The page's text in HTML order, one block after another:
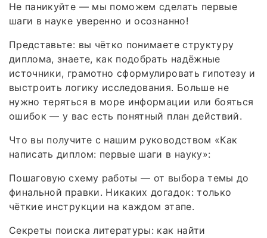
Не паникуйте — мы поможем сделать первые
шаги в науке уверенно и осознанно!
Представьте: вы чётко понимаете структуру
диплома, знаете, как подобрать надёжные
источники, грамотно сформулировать гипотезу и
выстроить логику исследования. Больше не
нужно теряться в море информации или бояться
ошибок — у вас есть понятный план действий.
Что вы получите с нашим руководством «Как
написать диплом: первые шаги в науку»:
Пошаговую схему работы — от выбора темы до
финальной правки. Никаких догадок: только
чёткие инструкции на каждом этапе.
Секреты поиска литературы: как найти